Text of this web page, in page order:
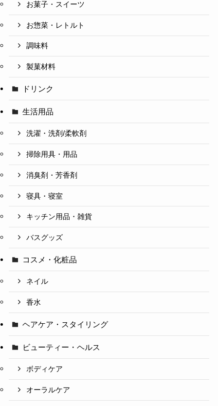
お菓子・スイーツ
お惣菜・レトルト
調味料
製菓材料
ドリンク
生活用品
洗濯・洗剤/柔軟剤
掃除用具・用品
消臭剤・芳香剤
寝具・寝室
キッチン用品・雑貨
バスグッズ
コスメ・化粧品
ネイル
香水
ヘアケア・スタイリング
ビューティー・ヘルス
ボディケア
オーラルケア